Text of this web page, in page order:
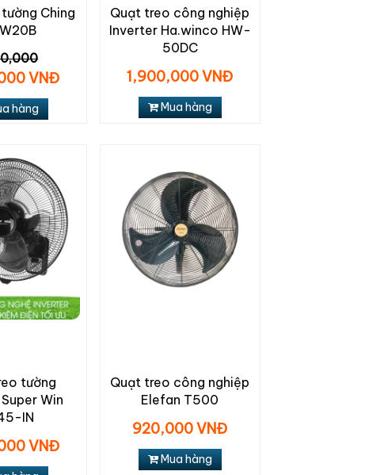
Ching
VNĐ
hàng
Quạt treo công nghiệp
Inverter Ha.winco HW-
50DC
1,900,000 VNĐ
Mua hàng
tường
Win
IN
VNĐ
Quạt treo công nghiệp
Elefan T500
920,000 VNĐ
Mua hàng